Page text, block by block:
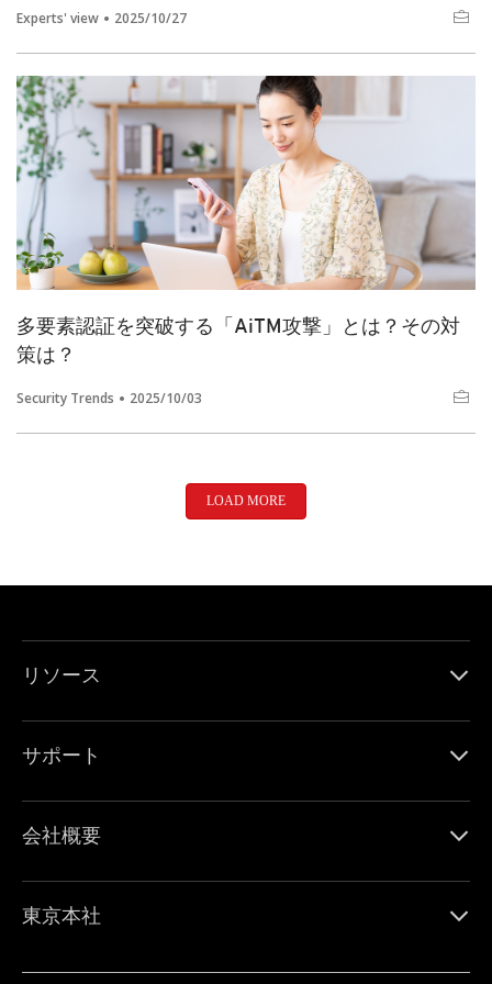
Experts' view 2025/10/27
多要素認証を突破する「AiTM攻撃」とは？その対
策は？
Security Trends 2025/10/03
LOAD MORE
リソース
サポート
会社概要
東京本社